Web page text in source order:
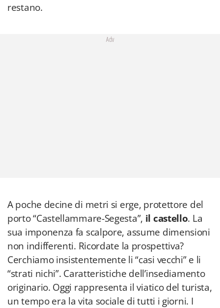
restano.
Adv
A poche decine di metri si erge, protettore del
porto “Castellammare-Segesta”, il castello. La
sua imponenza fa scalpore, assume dimensioni
non indifferenti. Ricordate la prospettiva?
Cerchiamo insistentemente li “casi vecchi” e li
“strati nichi”. Caratteristiche dell’insediamento
originario. Oggi rappresenta il viatico del turista,
un tempo era la vita sociale di tutti i giorni. I